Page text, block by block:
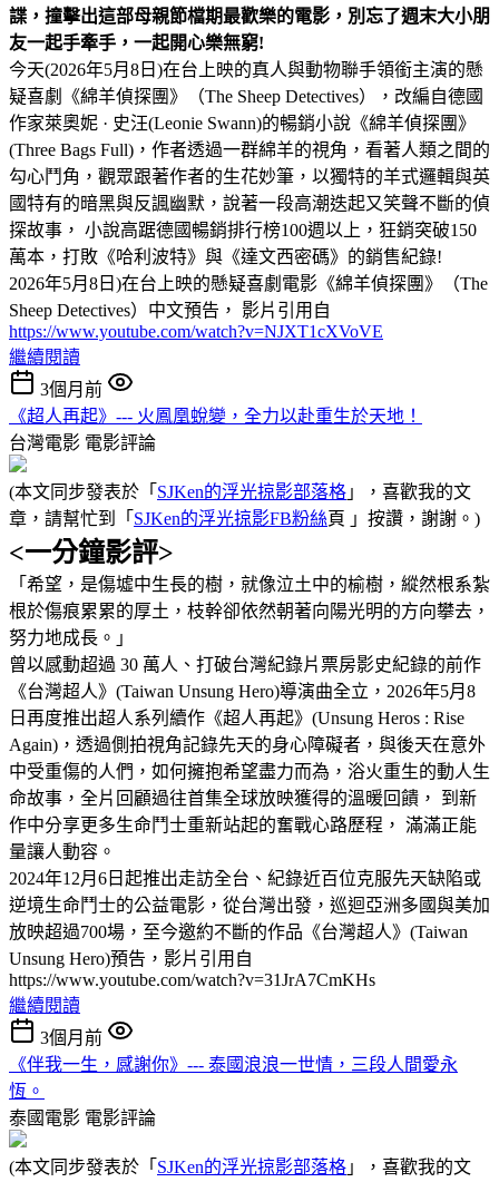
諜，撞擊出這部母親節檔期最歡樂的電影，別忘了週末大小朋
友一起手牽手，一起開心樂無窮!
今天(2026年5月8日)在台上映的真人與動物聯手領銜主演的懸
疑喜劇《綿羊偵探團》（The Sheep Detectives），改編自德國
作家萊奧妮 · 史汪(Leonie Swann)的暢銷小說《綿羊偵探團》
(Three Bags Full)，作者透過一群綿羊的視角，看著人類之間的
勾心鬥角，觀眾跟著作者的生花妙筆，以獨特的羊式邏輯與英
國特有的暗黑與反諷幽默，說著一段高潮迭起又笑聲不斷的偵
探故事， 小說高踞德國暢銷排行榜100週以上，狂銷突破150
萬本，打敗《哈利波特》與《達文西密碼》的銷售紀錄!
2026年5月8日)在台上映的懸疑喜劇電影《綿羊偵探團》（The
Sheep Detectives）中文預告， 影片引用自
https://www.youtube.com/watch?v=NJXT1cXVoVE
繼續閱讀
3個月前
《超人再起》--- 火鳳凰蛻變，全力以赴重生於天地！
台灣電影 電影評論
(本文同步發表於「 SJKen的浮光掠影部落格 」，喜歡我的文
章，請幫忙到「 SJKen的浮光掠影FB粉絲頁 」按讚，謝謝。)
<一分鐘影評>
「希望，是傷墟中生長的樹，就像泣土中的榆樹，縱然根系紮
根於傷痕累累的厚土，枝幹卻依然朝著向陽光明的方向攀去，
努力地成長。」
曾以感動超過 30 萬人、打破台灣紀錄片票房影史紀錄的前作
《台灣超人》(Taiwan Unsung Hero)導演曲全立，2026年5月8
日再度推出超人系列續作《超人再起》(Unsung Heros : Rise
Again)，透過側拍視角記錄先天的身心障礙者，與後天在意外
中受重傷的人們，如何擁抱希望盡力而為，浴火重生的動人生
命故事，全片回顧過往首集全球放映獲得的溫暖回饋， 到新
作中分享更多生命鬥士重新站起的奮戰心路歷程， 滿滿正能
量讓人動容。
2024年12月6日起推出走訪全台、紀錄近百位克服先天缺陷或
逆境生命鬥士的公益電影，從台灣出發，巡迴亞洲多國與美加
放映超過700場，至今邀約不斷的作品《台灣超人》(Taiwan
Unsung Hero)預告，影片引用自
https://www.youtube.com/watch?v=31JrA7CmKHs
繼續閱讀
3個月前
《伴我一生，感謝你》--- 泰國浪浪一世情，三段人間愛永
恆。
泰國電影 電影評論
(本文同步發表於「 SJKen的浮光掠影部落格 」，喜歡我的文